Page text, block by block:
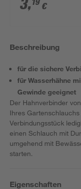
3,19 €
Beschreibung
für die sichere
für Wasserhähne
Gewinde geeignet
Der Hahnverbinder
Ihres
Verbindungsstück
einen Schlauch mit
umgehend mit
starten.
Eigenschaften